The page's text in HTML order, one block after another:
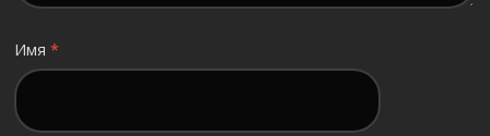
Имя*